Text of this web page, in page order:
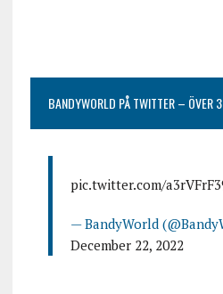
BANDYWORLD PÅ TWITTER – ÖVER
pic.twitter.com/
— BandyWorld
December 22, 2022